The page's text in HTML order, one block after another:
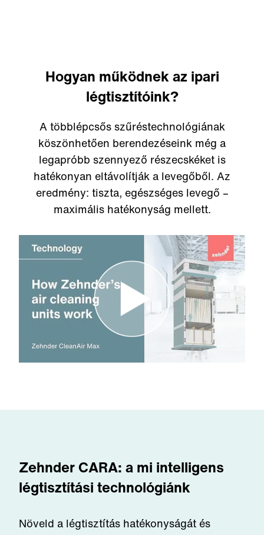
Hogyan működnek az ipari
légtisztítóink?
A többlépcsős szűréstechnológiának
köszönhetően berendezéseink még a
legapróbb szennyező részecskéket is
hatékonyan eltávolítják a levegőből. Az
eredmény: tiszta, egészséges levegő –
maximális hatékonyság mellett.
Zehnder CARA: a mi intelligens
légtisztítási technológiánk
Növeld a légtisztítás hatékonyságát és